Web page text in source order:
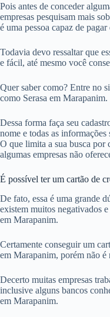
Pois antes de conceder
empresas pesquisam mais
é uma pessoa capaz de
Todavia devo ressaltar que
e fácil, até mesmo você
Quer saber como? Entre no
como Serasa em Marapanim.
Dessa forma faça seu
nome e todas as
O que limita a sua busca por
algumas empresas não
É possível ter um cartão de
De fato, essa é uma grande
existem muitos negativados
em Marapanim.
Certamente conseguir um
em Marapanim, porém não é
Decerto muitas empresas
inclusive alguns bancos
em Marapanim.